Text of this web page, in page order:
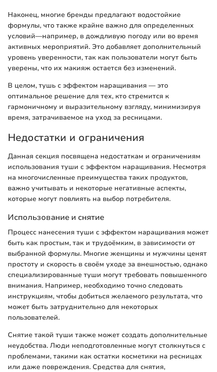
Наконец, многие бренды предлагают водостойкие
формулы, что также крайне важно для определенных
условий—например, в дождливую погоду или во время
активных мероприятий. Это добавляет дополнительный
уровень уверенности, так как пользователи могут быть
уверены, что их макияж остается без изменений.
В целом, тушь с эффектом наращивания — это
оптимальное решение для тех, кто стремится к
гармоничному и выразительному взгляду, минимизируя
время, затрачиваемое на уход за ресницами.
Недостатки и ограничения
Данная секция посвящена недостаткам и ограничениям
использования туши с эффектом наращивания. Несмотря
на многочисленные преимущества таких продуктов,
важно учитывать и некоторые негативные аспекты,
которые могут повлиять на выбор потребителя.
Использование и снятие
Процесс нанесения туши с эффектом наращивания может
быть как простым, так и трудоёмким, в зависимости от
выбранной формулы. Многие женщины и мужчины ценят
простоту и скорость в своём уходе за внешностью, однако
специализированные туши могут требовать повышенного
внимания. Например, необходимо точно следовать
инструкциям, чтобы добиться желаемого результата, что
может быть затруднительно для некоторых
пользователей.
Снятие такой туши также может создать дополнительные
неудобства. Люди неподготовленные могут столкнуться с
проблемами, такими как остатки косметики на ресницах
или даже повреждения. Средства для снятия,